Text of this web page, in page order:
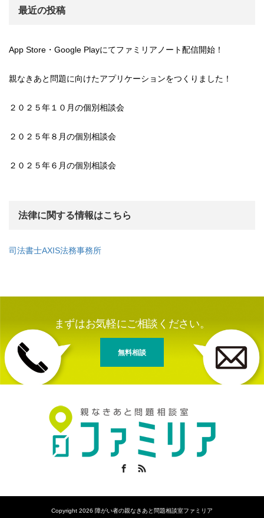
最近の投稿
App Store・Google Playにてファミリアノート配信開始！
親なきあと問題に向けたアプリケーションをつくりました！
２０２５年１０月の個別相談会
２０２５年８月の個別相談会
２０２５年６月の個別相談会
法律に関する情報はこちら
司法書士AXIS法務事務所
まずはお気軽にご相談ください。
無料相談
Facebook
Copyright 2026 障がい者の親なきあと問題相談室ファミリア